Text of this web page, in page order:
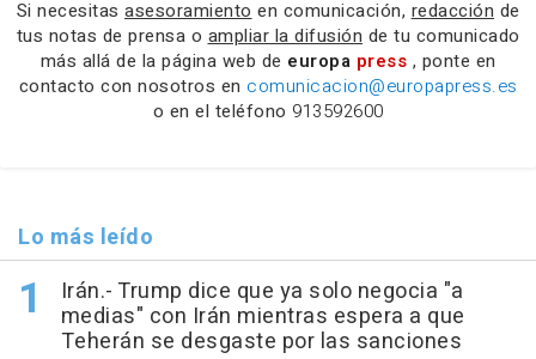
Si necesitas asesoramiento en comunicación, redacción de
tus notas de prensa o ampliar la difusión de tu comunicado
más allá de la página web de europa press , ponte en
contacto con nosotros en comunicacion@europapress.es
o en el teléfono 913592600
Lo más leído
Irán.- Trump dice que ya solo negocia "a
medias" con Irán mientras espera a que
Teherán se desgaste por las sanciones